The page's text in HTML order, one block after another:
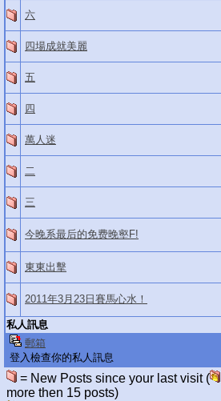
六
四場成就美麗
五
四
萬人迷
二
三
今晚系最后的免费晚壑F!
東東出擊
2011年3月23日賽馬心水！
私人訊息
郵箱
登入檢查你的私人訊息
= New Posts since your last visit (
more then 15 posts)